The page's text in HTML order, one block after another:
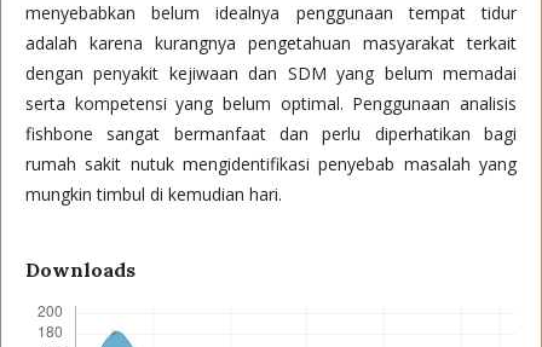
menyebabkan belum idealnya penggunaan tempat tidur
adalah karena kurangnya pengetahuan masyarakat terkait
dengan penyakit kejiwaan dan SDM yang belum memadai
serta kompetensi yang belum optimal. Penggunaan analisis
fishbone sangat bermanfaat dan perlu diperhatikan bagi
rumah sakit nutuk mengidentifikasi penyebab masalah yang
mungkin timbul di kemudian hari.
Downloads